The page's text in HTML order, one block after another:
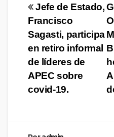
de
entradas
Jefe de Estado,
Francisco
Sagasti, participa
en retiro informal
de líderes de
APEC sobre
covid-19.